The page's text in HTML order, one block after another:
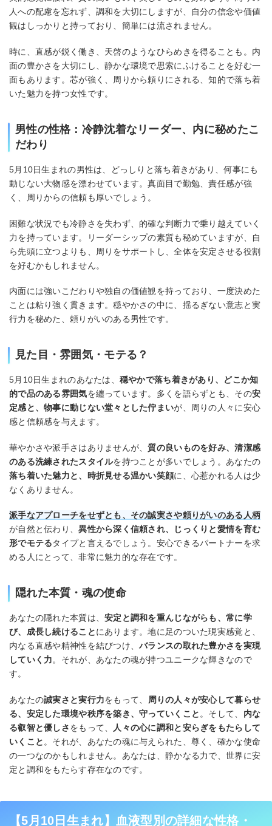
人への配慮を忘れず、調和を大切にしますが、自分の信念や価値
観はしっかりと持っており、簡単には流されません。
時に、直感が鋭く働き、天啓のようなひらめきを得ることも。内
面の豊かさを大切にし、静かな環境で思索にふけることを好む一
面もあります。芯が強く、周りから頼りにされる、知的で落ち着
いた魅力を持つ女性です。
男性の性格：冷静沈着なリーダー、内に秘めたこ
だわり
5月10日生まれの男性は、どっしりと落ち着きがあり、何事にも
動じない大物感を漂わせています。真面目で勤勉、責任感が強
く、周りからの信頼も厚いでしょう。
困難な状況でも冷静さを失わず、的確な判断力で乗り越えていく
力を持っています。リーダーシップの素質も秘めていますが、自
ら先頭に立つよりも、周りをサポートし、全体を安定させる役割
を好むかもしれません。
内面には強いこだわりや独自の価値観を持っており、一度決めた
ことは粘り強く貫きます。穏やかさの中に、揺るぎない意志と実
行力を秘めた、頼りがいのある男性です。
見た目・雰囲気・モテる？
5月10日生まれのあなたは、 穏やかで落ち着きがあり、どこか知
的で品のある雰囲気を纏っています。多くを語らずとも、その安
定感と、物事に動じない堂々とした佇まいが、周りの人々に安心
感と信頼感を与えます。
華やかさや派手さはありませんが、質の良いものを好み、清潔感
のある洗練されたスタイルを持つことが多いでしょう。あなたの
落ち着いた魅力と、時折見せる温かい笑顔に、心惹かれる人は少
なくありません。
派手なアプローチをせずとも、その誠実さや頼りがいのある人柄
が自然と伝わり、異性から深く信頼され、じっくりと愛情を育む
形でモテるタイプと言えるでしょう。安心できるパートナーを求
める人にとって、非常に魅力的な存在です。
隠れた本質・魂の使命
あなたの隠れた本質は、安定と調和を重んじながらも、常に学
び、成長し続けることにあります。地に足のついた現実感覚と、
内なる直感や精神性を結びつけ、バランスの取れた豊かさを実現
していく力。それが、あなたの魂が持つユニークな輝きなので
す。
あなたの誠実さと実行力をもって、 周りの人々が安心して暮らせ
る、安定した環境や秩序を築き、守っていくこと 。そして、 内な
る叡智と優しさをもって、
人々の心に調和と安らぎをもたらして
いくこと 。それが、あなたの魂に与えられた、尊く、確かな使命
の一つなのかもしれません。あなたは、静かなる力で、世界に安
定と調和をもたらす存在なのです。
【5月10日生まれ】血液型別の詳細な性格・